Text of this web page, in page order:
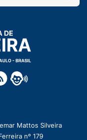
Mattos Silveira
nº 179